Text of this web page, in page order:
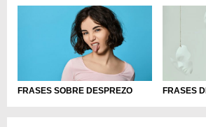
FRASES SOBRE DESPREZO FRASES